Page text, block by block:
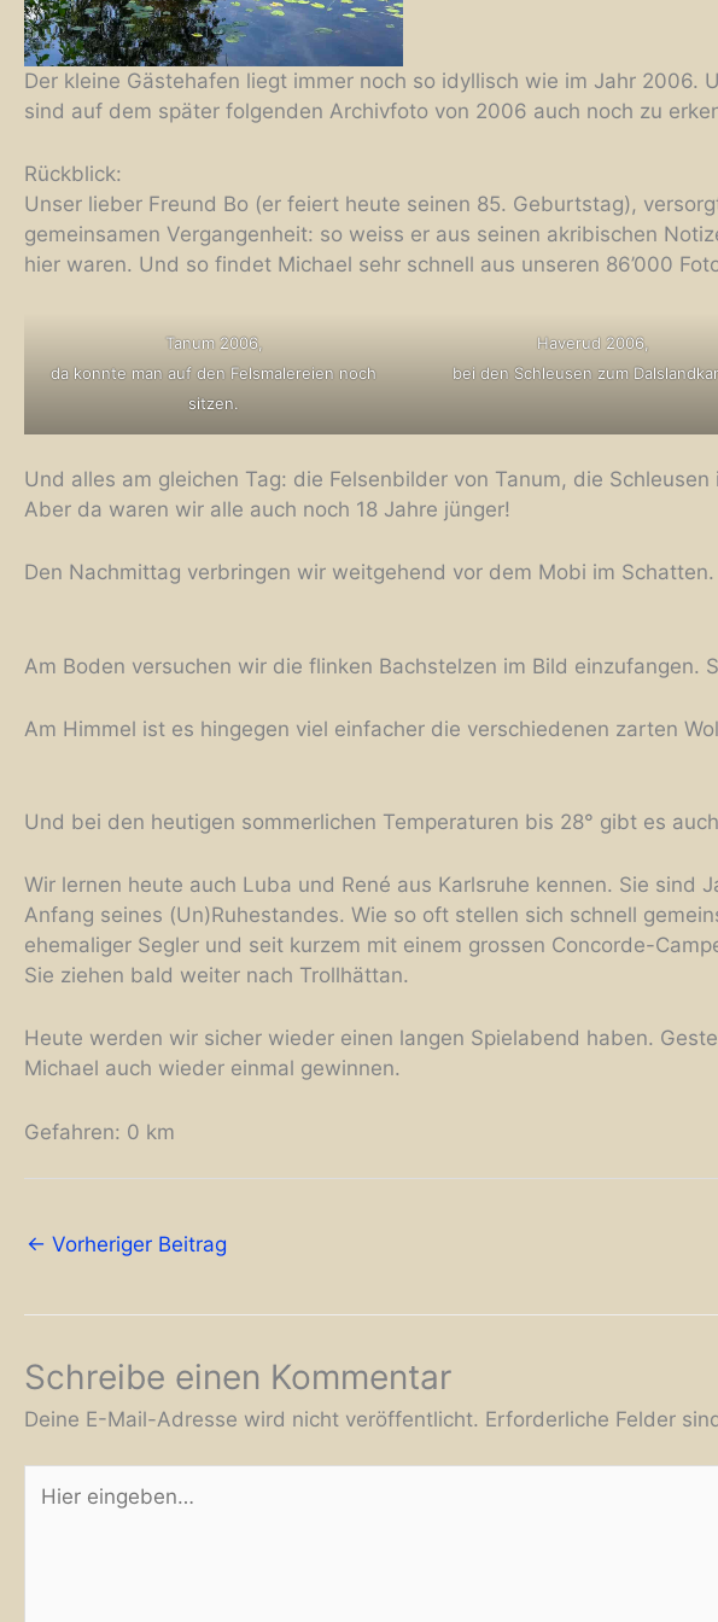
Der kleine Gästehafen liegt immer noch so idyllisch wie im Jahr 2006.
sind auf dem später folgenden Archivfoto von 2006 auch noch zu
Rückblick:
Unser lieber Freund Bo (er feiert heute seinen 85. Geburtstag),
gemeinsamen Vergangenheit: so weiss er aus seinen akribischen
hier waren. Und so findet Michael sehr schnell aus unseren 86’000
Tanum 2006,
da konnte man auf den Felsmalereien noch
sitzen.
Haverud 2006,
bei den Schleusen zum
Und alles am gleichen Tag: die Felsenbilder von Tanum, die
Aber da waren wir alle auch noch 18 Jahre jünger!
Den Nachmittag verbringen wir weitgehend vor dem Mobi im Schatten.
Am Boden versuchen wir die flinken Bachstelzen im Bild einzufangen.
Am Himmel ist es hingegen viel einfacher die verschiedenen zarten
Und bei den heutigen sommerlichen Temperaturen bis 28° gibt es
Wir lernen heute auch Luba und René aus Karlsruhe kennen. Sie sind
Anfang seines (Un)Ruhestandes. Wie so oft stellen sich schnell
ehemaliger Segler und seit kurzem mit einem grossen Concorde-
Sie ziehen bald weiter nach Trollhättan.
Heute werden wir sicher wieder einen langen Spielabend haben.
Michael auch wieder einmal gewinnen.
Gefahren: 0 km
← Vorheriger Beitrag
Schreibe einen Kommentar
Deine E-Mail-Adresse wird nicht veröffentlicht. Erforderliche Felder
eingeben…